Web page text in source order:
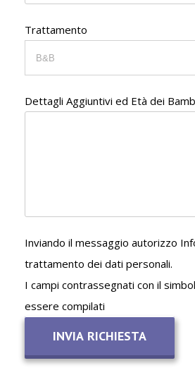
Trattamento
Dettagli Aggiuntivi ed Età dei
Inviando il messaggio autorizzo
trattamento dei dati personali.
I campi contrassegnati con il
essere compilati